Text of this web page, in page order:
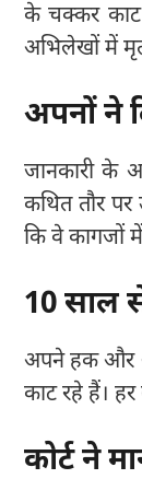
के चक्कर काट
अभिलेखों में
अपनों ने
जानकारी के
कथित तौर पर
कि वे कागजों
10 साल
अपने हक और
काट रहे हैं। हर
कोर्ट ने